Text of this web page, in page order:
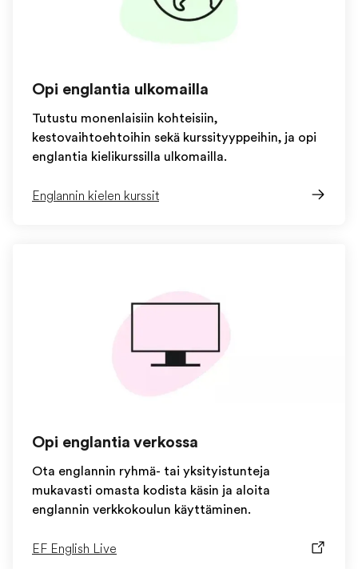
Opi englantia ulkomailla
Tutustu monenlaisiin kohteisiin,
kestovaihtoehtoihin sekä kurssityyppeihin, ja opi
englantia kielikurssilla ulkomailla.
Englannin kielen kurssit
Opi englantia verkossa
Ota englannin ryhmä- tai yksityistunteja
mukavasti omasta kodista käsin ja aloita
englannin verkkokoulun käyttäminen.
EF English Live